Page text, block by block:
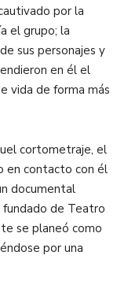
por la
el grupo; la
sus personajes y
en él el
vida de forma más
cortometraje, el
en contacto con él
documental
de Teatro
se planeó como
por una